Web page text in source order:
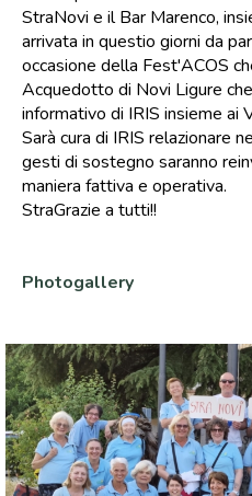
StraNovi e il Bar Marenco,
arrivata in questio giorni da
occasione della Fest'ACOS
Acquedotto di Novi Ligure
informativo di IRIS insieme ai
Sarà cura di IRIS relazionare
gesti di sostegno saranno
maniera fattiva e operativa.
StraGrazie a tutti!!
Photogallery